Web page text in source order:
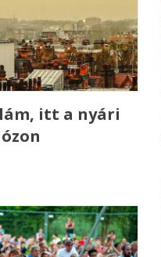
itt a nyári